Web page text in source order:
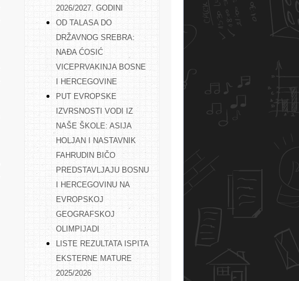
2026/2027. GODINI
OD TALASA DO
DRŽAVNOG SREBRA:
NAĐA ĆOSIĆ
VICEPRVAKINJA BOSNE
I HERCEGOVINE
PUT EVROPSKE
IZVRSNOSTI VODI IZ
NAŠE ŠKOLE: ASIJA
HOLJAN I NASTAVNIK
FAHRUDIN BIČO
PREDSTAVLJAJU BOSNU
I HERCEGOVINU NA
EVROPSKOJ
GEOGRAFSKOJ
OLIMPIJADI
LISTE REZULTATA ISPITA
EKSTERNE MATURE
2025/2026